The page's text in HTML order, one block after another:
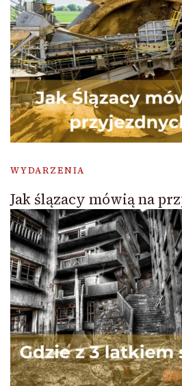
WYDARZENIA
Jak ślązacy mówią na